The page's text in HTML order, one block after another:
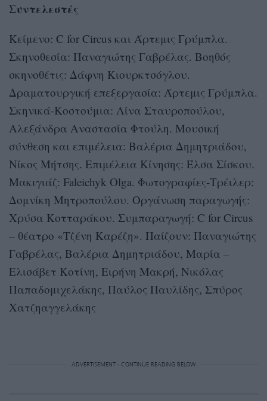
Συντελεστές
Κείμενο: C for Circus και Άρτεμις Γρύμπλα.
Σκηνοθεσία: Παναγιώτης Γαβρέλας. Βοηθός
σκηνοθέτις: Δάφνη Κιουρκτσόγλου.
Δραματουργική επεξεργασία: Άρτεμις Γρύμπλα.
Σκηνικά-Kοστούμια: Λίνα Σταυροπούλου,
Αλεξάνδρα Αναστασία Φτούλη. Μουσική
σύνθεση και επιμέλεια: Βαλέρια Δημητριάδου,
Νίκος Μήτσης. Επιμέλεια Κίνησης: Έλσα Σίσκου.
Μακιγιάζ: Faleichyk Olga. Φωτογραφίες-Τρέιλερ:
Δομνίκη Μητροπούλου. Οργάνωση παραγωγής:
Χρύσα Κοτταράκου. Συμπαραγωγή: C for Circus
– θέατρο «Τζένη Καρέζη». Παίζουν: Παναγιώτης
Γαβρέλας, Βαλέρια Δημητριάδου, Μαρία –
Ελισάβετ Κοτίνη, Ειρήνη Μακρή, Νικόλας
Παπαδομιχελάκης, Παύλος Παυλίδης, Σπύρος
Χατζηαγγελάκης
ADVERTISEMENT - CONTINUE READING BELOW